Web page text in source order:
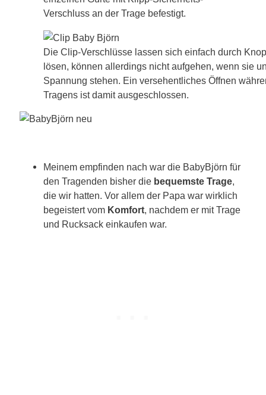
Verschluss an der Trage befestigt.
Die Clip-Verschlüsse lassen sich einfach durch
lösen, können allerdings nicht aufgehen, wenn sie
Spannung stehen. Ein versehentliches Öffnen
Tragens ist damit ausgeschlossen.
Meinem empfinden nach war die BabyBjörn für
den Tragenden bisher die bequemste Trage,
die wir hatten. Vor allem der Papa war wirklich
begeistert vom Komfort, nachdem er mit Trage
und Rucksack einkaufen war.